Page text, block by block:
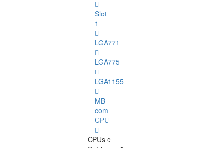
Slot
1
LGA771
LGA775
LGA1155
MB
com
CPU
CPUs e